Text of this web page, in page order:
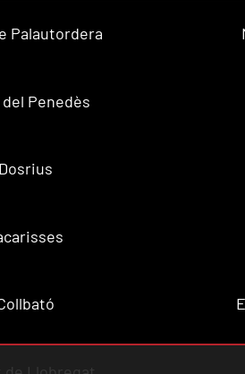
Palautordera
Penedès
Dosrius